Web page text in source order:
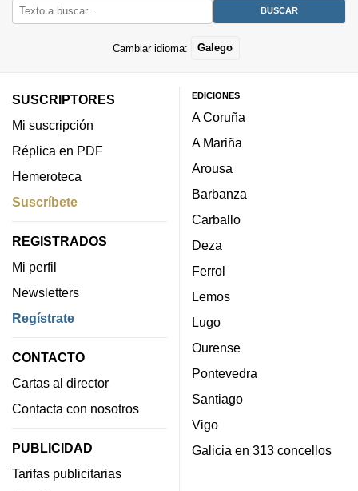
Cambiar idioma: Galego
SUSCRIPTORES
Mi suscripción
Réplica en PDF
Hemeroteca
Suscríbete
REGISTRADOS
Mi perfil
Newsletters
Regístrate
CONTACTO
Cartas al director
Contacta con nosotros
PUBLICIDAD
Tarifas publicitarias
EDICIONES
A Coruña
A Mariña
Arousa
Barbanza
Carballo
Deza
Ferrol
Lemos
Lugo
Ourense
Pontevedra
Santiago
Vigo
Galicia en 313 concellos